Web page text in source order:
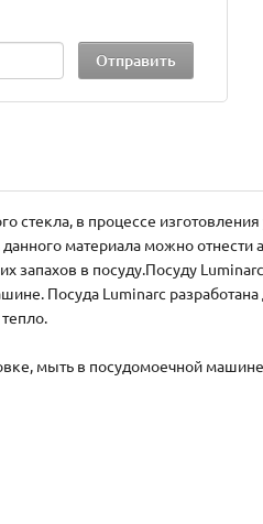
стекла, в процессе
материала можно отнести
в посуду.Посуду
Посуда Luminarc разработана
мыть в посудомоечной